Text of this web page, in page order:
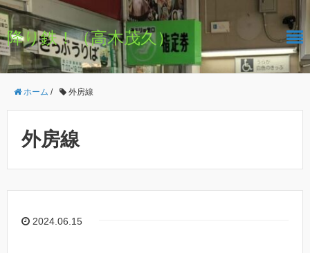
降り鉄！（高木茂久）
ホーム / 外房線
外房線
2024.06.15